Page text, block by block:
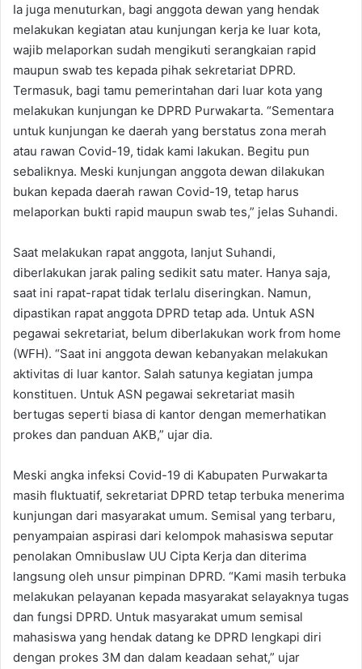
Ia juga menuturkan, bagi anggota dewan yang hendak
melakukan kegiatan atau kunjungan kerja ke luar kota,
wajib melaporkan sudah mengikuti serangkaian rapid
maupun swab tes kepada pihak sekretariat DPRD.
Termasuk, bagi tamu pemerintahan dari luar kota yang
melakukan kunjungan ke DPRD Purwakarta. “Sementara
untuk kunjungan ke daerah yang berstatus zona merah
atau rawan Covid-19, tidak kami lakukan. Begitu pun
sebaliknya. Meski kunjungan anggota dewan dilakukan
bukan kepada daerah rawan Covid-19, tetap harus
melaporkan bukti rapid maupun swab tes,” jelas Suhandi.
Saat melakukan rapat anggota, lanjut Suhandi,
diberlakukan jarak paling sedikit satu mater. Hanya saja,
saat ini rapat-rapat tidak terlalu diseringkan. Namun,
dipastikan rapat anggota DPRD tetap ada. Untuk ASN
pegawai sekretariat, belum diberlakukan work from home
(WFH). “Saat ini anggota dewan kebanyakan melakukan
aktivitas di luar kantor. Salah satunya kegiatan jumpa
konstituen. Untuk ASN pegawai sekretariat masih
bertugas seperti biasa di kantor dengan memerhatikan
prokes dan panduan AKB,” ujar dia.
Meski angka infeksi Covid-19 di Kabupaten Purwakarta
masih fluktuatif, sekretariat DPRD tetap terbuka menerima
kunjungan dari masyarakat umum. Semisal yang terbaru,
penyampaian aspirasi dari kelompok mahasiswa seputar
penolakan Omnibuslaw UU Cipta Kerja dan diterima
langsung oleh unsur pimpinan DPRD. “Kami masih terbuka
melakukan pelayanan kepada masyarakat selayaknya tugas
dan fungsi DPRD. Untuk masyarakat umum semisal
mahasiswa yang hendak datang ke DPRD lengkapi diri
dengan prokes 3M dan dalam keadaan sehat,” ujar